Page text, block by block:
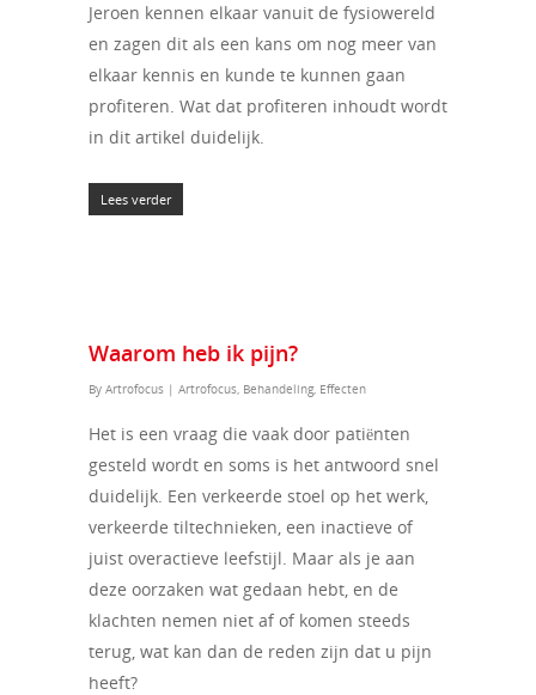
Jeroen kennen elkaar vanuit de fysiowereld
en zagen dit als een kans om nog meer van
elkaar kennis en kunde te kunnen gaan
profiteren. Wat dat profiteren inhoudt wordt
in dit artikel duidelijk.
Lees verder
Waarom heb ik pijn?
By Artrofocus | Artrofocus, Behandeling, Effecten
Het is een vraag die vaak door patiënten
gesteld wordt en soms is het antwoord snel
duidelijk. Een verkeerde stoel op het werk,
verkeerde tiltechnieken, een inactieve of
juist overactieve leefstijl. Maar als je aan
deze oorzaken wat gedaan hebt, en de
klachten nemen niet af of komen steeds
terug, wat kan dan de reden zijn dat u pijn
heeft?